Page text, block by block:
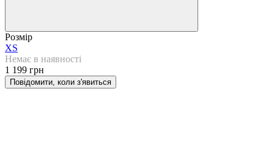
Розмір
XS
Немає в наявності
1 199 грн
Повідомити, коли з'явиться